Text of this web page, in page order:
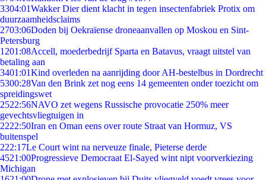
3304:01Wakker Dier dient klacht in tegen insectenfabriek Protix om
duurzaamheidsclaims
2703:06Doden bij Oekraïense droneaanvallen op Moskou en Sint-
Petersburg
1201:08Accell, moederbedrijf Sparta en Batavus, vraagt uitstel van
betaling aan
3401:01Kind overleden na aanrijding door AH-bestelbus in Dordrecht
5300:28Van den Brink zet nog eens 14 gemeenten onder toezicht om
spreidingswet
2522:56NAVO zet wegens Russische provocatie 250% meer
gevechtsvliegtuigen in
2222:50Iran en Oman eens over route Straat van Hormuz, VS
buitenspel
222:17Le Court wint na nerveuze finale, Pieterse derde
4521:00Progressieve Democraat El-Sayed wint nipt voorverkiezing
Michigan